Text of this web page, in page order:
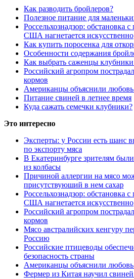
Как разводить бройлеров?
Полезное питание для
Россельхознадзор: обстановка
США нагнетается искусственно
Как купить поросенка для
Особенности содержания
Как выбрать саженцы клубники
Российский агропром
кормов
Американцы объяснили
Питание свиней в летнее время
Куда сажать семечки клубники?
Это интересно
Эксперты: у России есть шанс
по экспорту мяса
В Екатеринбурге зрителям
из колбасы
Причиной аллергии на мясо
присутствуюший в нем сахар
Россельхознадзор: обстановка
США нагнетается искусственно
Российский агропром
кормов
Мясо австралийских кенгуру
Россию
Российские птицеводы
безопасность страны
Американцы объяснили
Фермер из Китая научил